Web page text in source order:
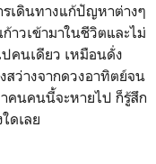
เดินทางแก้ปัญหาต่างๆ
าวเข้ามาในชีวิตและไม่
ปคนเดียว เหมือนดั่ง
ว่างจากดวงอาทิตย์จน
คนคนนี้จะหายไป ก็รู้สึก
ดเลย